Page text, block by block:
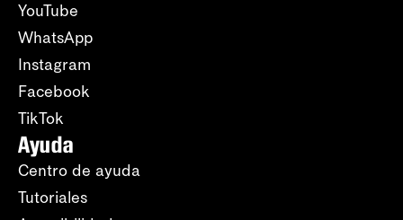
YouTube
WhatsApp
Instagram
Facebook
TikTok
Ayuda
Centro de ayuda
Tutoriales